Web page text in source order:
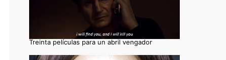
Treinta películas para un abril vengador